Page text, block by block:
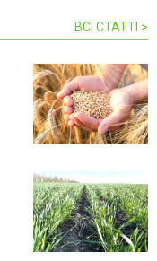
ВСІ СТАТТІ >